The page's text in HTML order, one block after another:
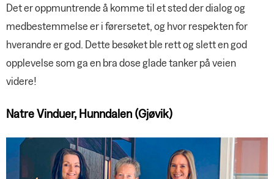
Det er oppmuntrende å komme til et sted der dialog og
medbestemmelse er i førersetet, og hvor respekten for
hverandre er god. Dette besøket ble rett og slett en god
opplevelse som ga en bra dose glade tanker på veien
videre!
Natre Vinduer, Hunndalen (Gjøvik)